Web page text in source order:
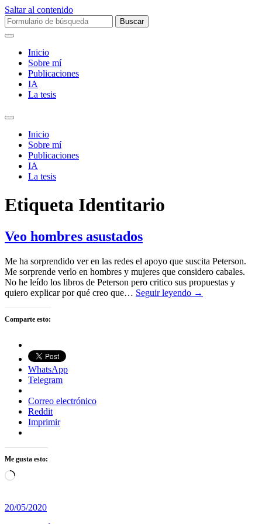
Saltar al contenido
Buscar:
Inicio
Sobre mí­
Publicaciones
IA
La tesis
Alternar
campo
búsqueda
Inicio
Sobre mí­
Publicaciones
IA
La tesis
Etiqueta Identitario
Veo hombres asustados
Me ha sorprendido ver en las redes el apoyo que suscita Peterson.
Me sorprende verlo en hombres y mujeres que considero cabales.
No he leído los libros de Peterson pero critico sus propuestas y
quiero explicar por qué creo que… Seguir leyendo →
Comparte esto:
WhatsApp
Telegram
Correo electrónico
Reddit
Imprimir
Me gusta esto:
Cargando...
20/05/2020